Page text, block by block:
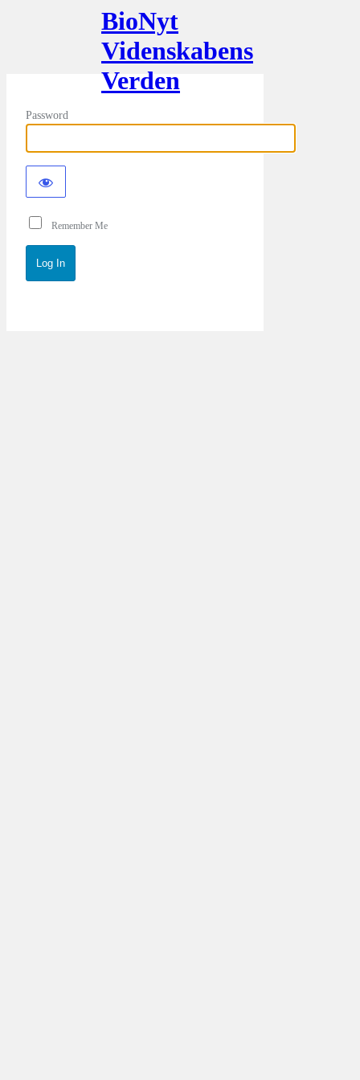
BioNyt
Videnskabens
Verden
Password
Remember Me